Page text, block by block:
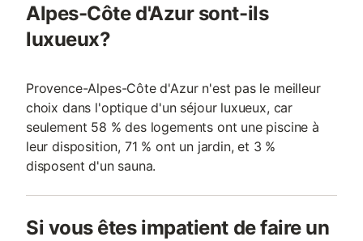
Alpes-Côte d'Azur sont-ils
luxueux?
Provence-Alpes-Côte d'Azur n'est pas le meilleur
choix dans l'optique d'un séjour luxueux, car
seulement 58 % des logements ont une piscine à
leur disposition, 71 % ont un jardin, et 3 %
disposent d'un sauna.
Si vous êtes impatient de faire un